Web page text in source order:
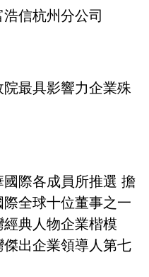
信杭州分公司
最具影響力企業殊
際各成員所推選 擔
全球十位董事之一
典人物企業楷模
出企業領導人第七